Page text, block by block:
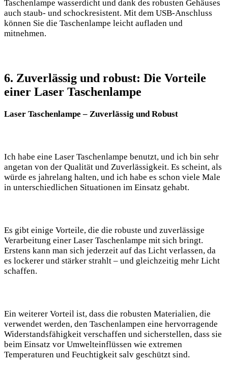
Taschenlampe‌ wasserdicht und dank des robusten Gehäuses
auch staub- und schockresistent.​ Mit‍ dem USB-Anschluss
können Sie die ‍Taschenlampe leicht aufladen und
mitnehmen.
6. Zuverlässig und⁢ robust: Die Vorteile
einer Laser ​Taschenlampe
Laser Taschenlampe⁤ – Zuverlässig und Robust
Ich habe eine Laser Taschenlampe‍ benutzt, und ich bin sehr
angetan von der Qualität und Zuverlässigkeit. Es scheint, als
würde es jahrelang halten, und ich habe es schon viele⁣ Male
in unterschiedlichen Situationen im ​Einsatz ‌gehabt.
Es gibt einige Vorteile, die die robuste und ‍zuverlässige
Verarbeitung einer Laser Taschenlampe mit sich bringt.‌
Erstens ⁤kann man ​sich jederzeit auf das Licht verlassen, da
es lockerer und stärker strahlt – und gleichzeitig mehr Licht
schaffen.
Ein weiterer Vorteil ist, dass die robusten Materialien, die
verwendet werden, den Taschenlampen eine hervorragende
‌Widerstandsfähigkeit verschaffen und ‌sicherstellen, dass sie
beim ⁤Einsatz vor‍ Umwelteinflüssen wie extremen
Temperaturen und Feuchtigkeit ‍salv ‍geschützt sind.